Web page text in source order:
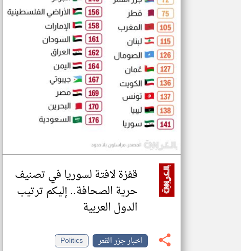
قفزة لافتة لسوريا في تصنيف
حرية الصحافة.. إليكم ترتيب
الدول العربية
اخبار جزر القمر
Politics